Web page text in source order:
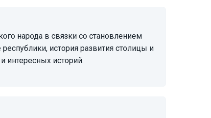
история развития столицы и
интересных историй.